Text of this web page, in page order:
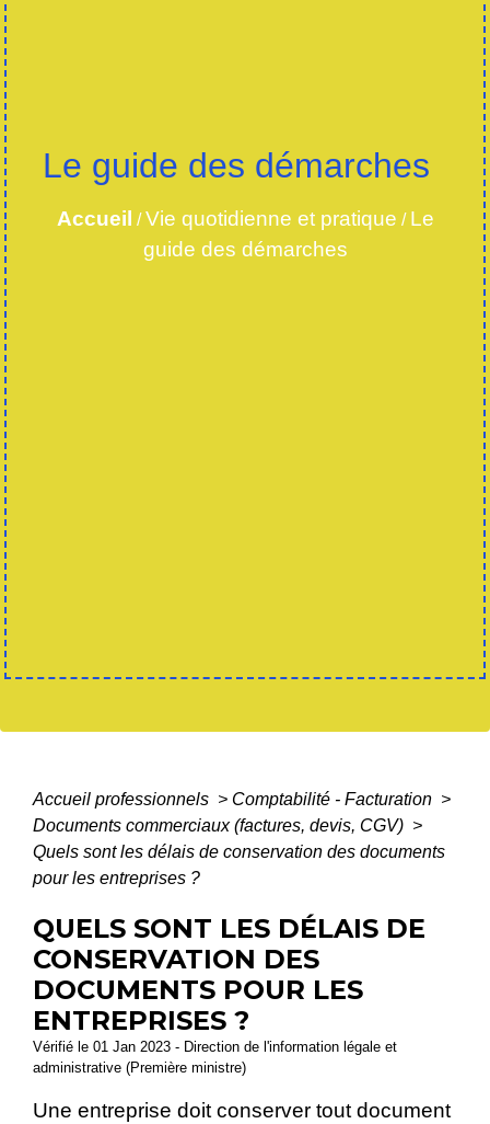
Le guide des démarches
Accueil /Vie quotidienne et pratique / Le
guide des démarches
Accueil professionnels > Comptabilité - Facturation >
Documents commerciaux (factures, devis, CGV) >
Quels sont les délais de conservation des documents
pour les entreprises ?
QUELS SONT LES DÉLAIS DE
CONSERVATION DES
DOCUMENTS POUR LES
ENTREPRISES ?
Vérifié le 01 Jan 2023 - Direction de l'information légale et
administrative (Première ministre)
Une entreprise doit conserver tout document